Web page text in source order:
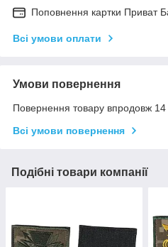
Поповнення картки Приват
Всі умови оплати
Умови повернення
Повернення товару впродовж 14
Всі умови повернення
Подібні товари компанії